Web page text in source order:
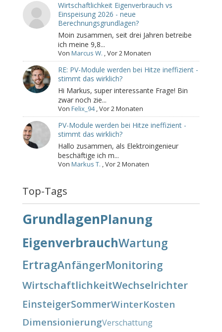
Wirtschaftlichkeit Eigenverbrauch vs
Einspeisung 2026 - neue
Berechnungsgrundlagen?
Moin zusammen, seit drei Jahren betreibe
ich meine 9,8...
VonMarcus W. ,Vor 2 Monaten
RE: PV-Module werden bei Hitze ineffizient -
stimmt das wirklich?
Hi Markus, super interessante Frage! Bin
zwar noch zie...
VonFelix_94,Vor 2 Monaten
PV-Module werden bei Hitze ineffizient -
stimmt das wirklich?
Hallo zusammen, als Elektroingenieur
beschäftige ich m...
VonMarkus T. ,Vor 2 Monaten
Top-Tags
GrundlagenPlanung
EigenverbrauchWartung
ErtragAnfängerMonitoring
WirtschaftlichkeitWechselrichter
EinsteigerSommerWinterKosten
DimensionierungVerschattung